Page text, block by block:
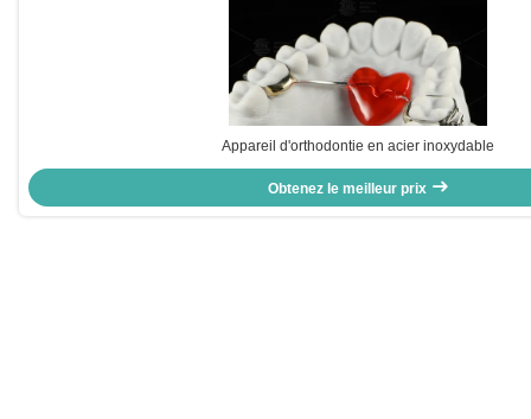
Appareil d'orthodontie en acier inoxydable
Obtenez le meilleur prix